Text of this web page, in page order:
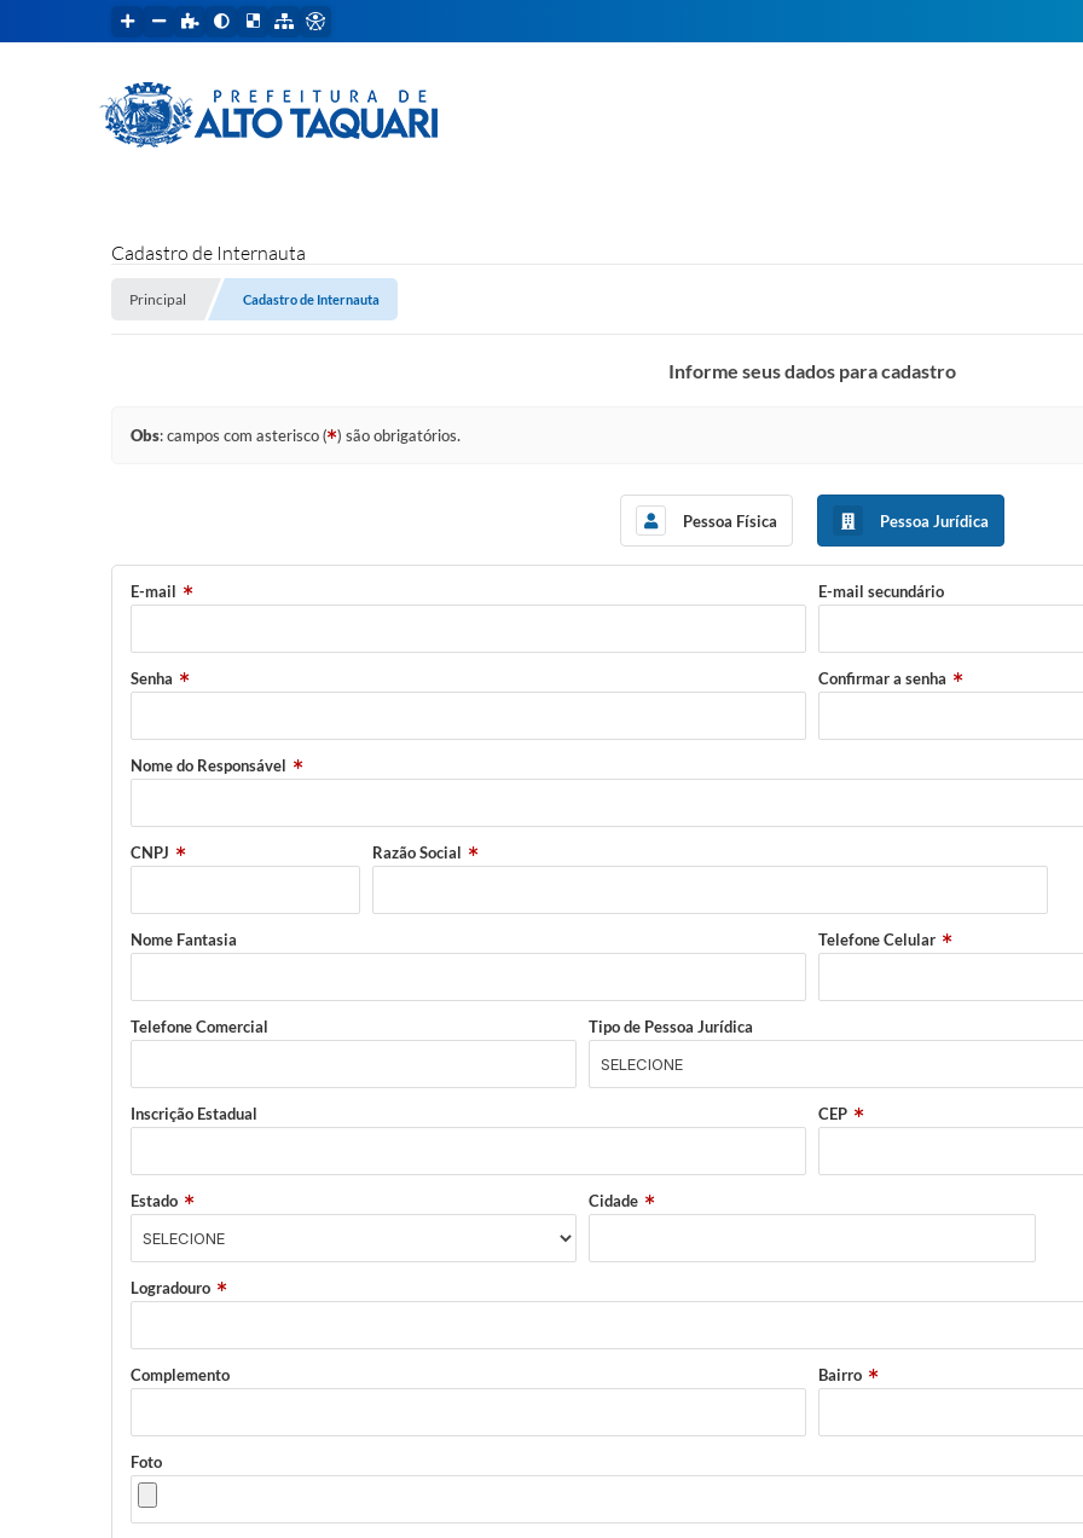
Cadastro de Internauta
Principal Cadastro de Internauta
Informe seus dados para cadastro
Obs: campos com asterisco ( ) são obrigatórios.
Pessoa Física Pessoa Jurídica
E-mail E-mail secundário
Senha Confirmar a senha
Nome do Responsável
CNPJ Razão Social
Nome Fantasia Telefone Celular
Telefone Comercial Tipo de Pessoa Jurídica
Inscrição Estadual CEP
Estado Cidade
Logradouro
Complemento Bairro
Foto